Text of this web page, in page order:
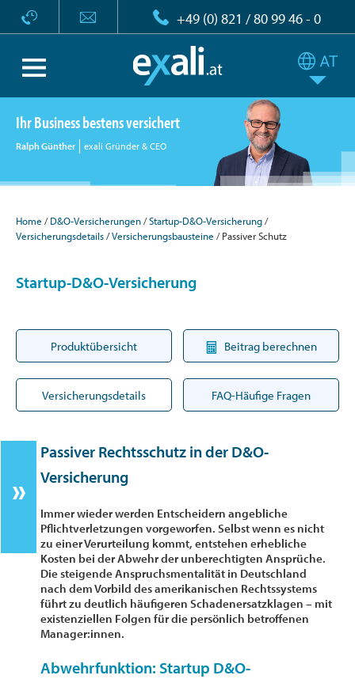
+49 (0) 821 / 80 99 46 - 0
Ihr Business bestens versichert
Ralph Günther exali Gründer & CEO
Home D&O-Versicherungen
Startup-D&O-Versicherung
Versicherungsdetails
Versicherungsbausteine Passiver Schutz
Startup-D&O-Versicherung
Produktübersicht Beitrag berechnen
Versicherungsdetails FAQ-Häufige Fragen
Passiver Rechtsschutz in der D&O-
Versicherung
Immer wieder werden Entscheidern angebliche
Pflichtverletzungen vorgeworfen. Selbst wenn es nicht
zu einer Verurteilung kommt, entstehen erhebliche
Kosten bei der Abwehr der unberechtigten Ansprüche.
Die steigende Anspruchsmentalität in Deutschland
nach dem Vorbild des amerikanischen Rechtssystems
führt zu deutlich häufigeren Schadenersatzklagen – mit
existenziellen Folgen für die persönlich betroffenen
Manager:innen.
Abwehrfunktion: Startup D&O-